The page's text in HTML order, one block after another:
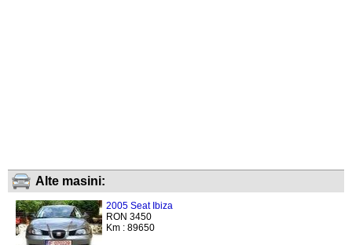
Alte masini:
2005 Seat Ibiza
RON 3450
Km : 89650